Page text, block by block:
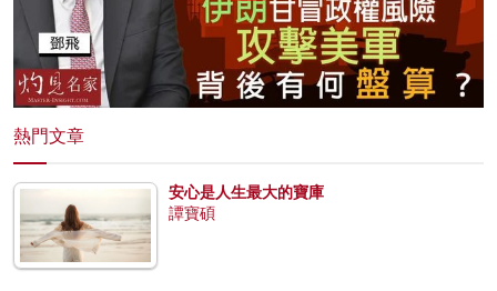
熱門文章
安心是人生最大的寶庫
譚寶碩